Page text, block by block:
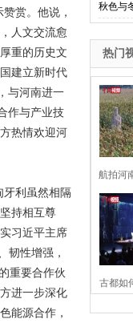
赏。他说，
人文交流愈
重的历史文
建立新时代
与河南进一
作与产业技
热情欢迎河
利虽然相隔
持相互尊
习近平主席
韧性增强，
重要合作伙
进一步深化
能源合作，
秋色与
热门
航拍河
古都如